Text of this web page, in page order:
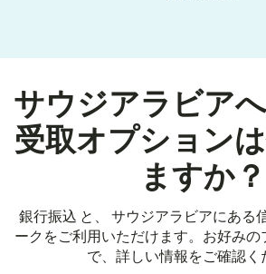
サウジアラビア
受取オプション
ますか？
銀行振込 と、 サウジアラビアにある
ークをご利用いただけます。お好みの
で、詳しい情報をご確認く